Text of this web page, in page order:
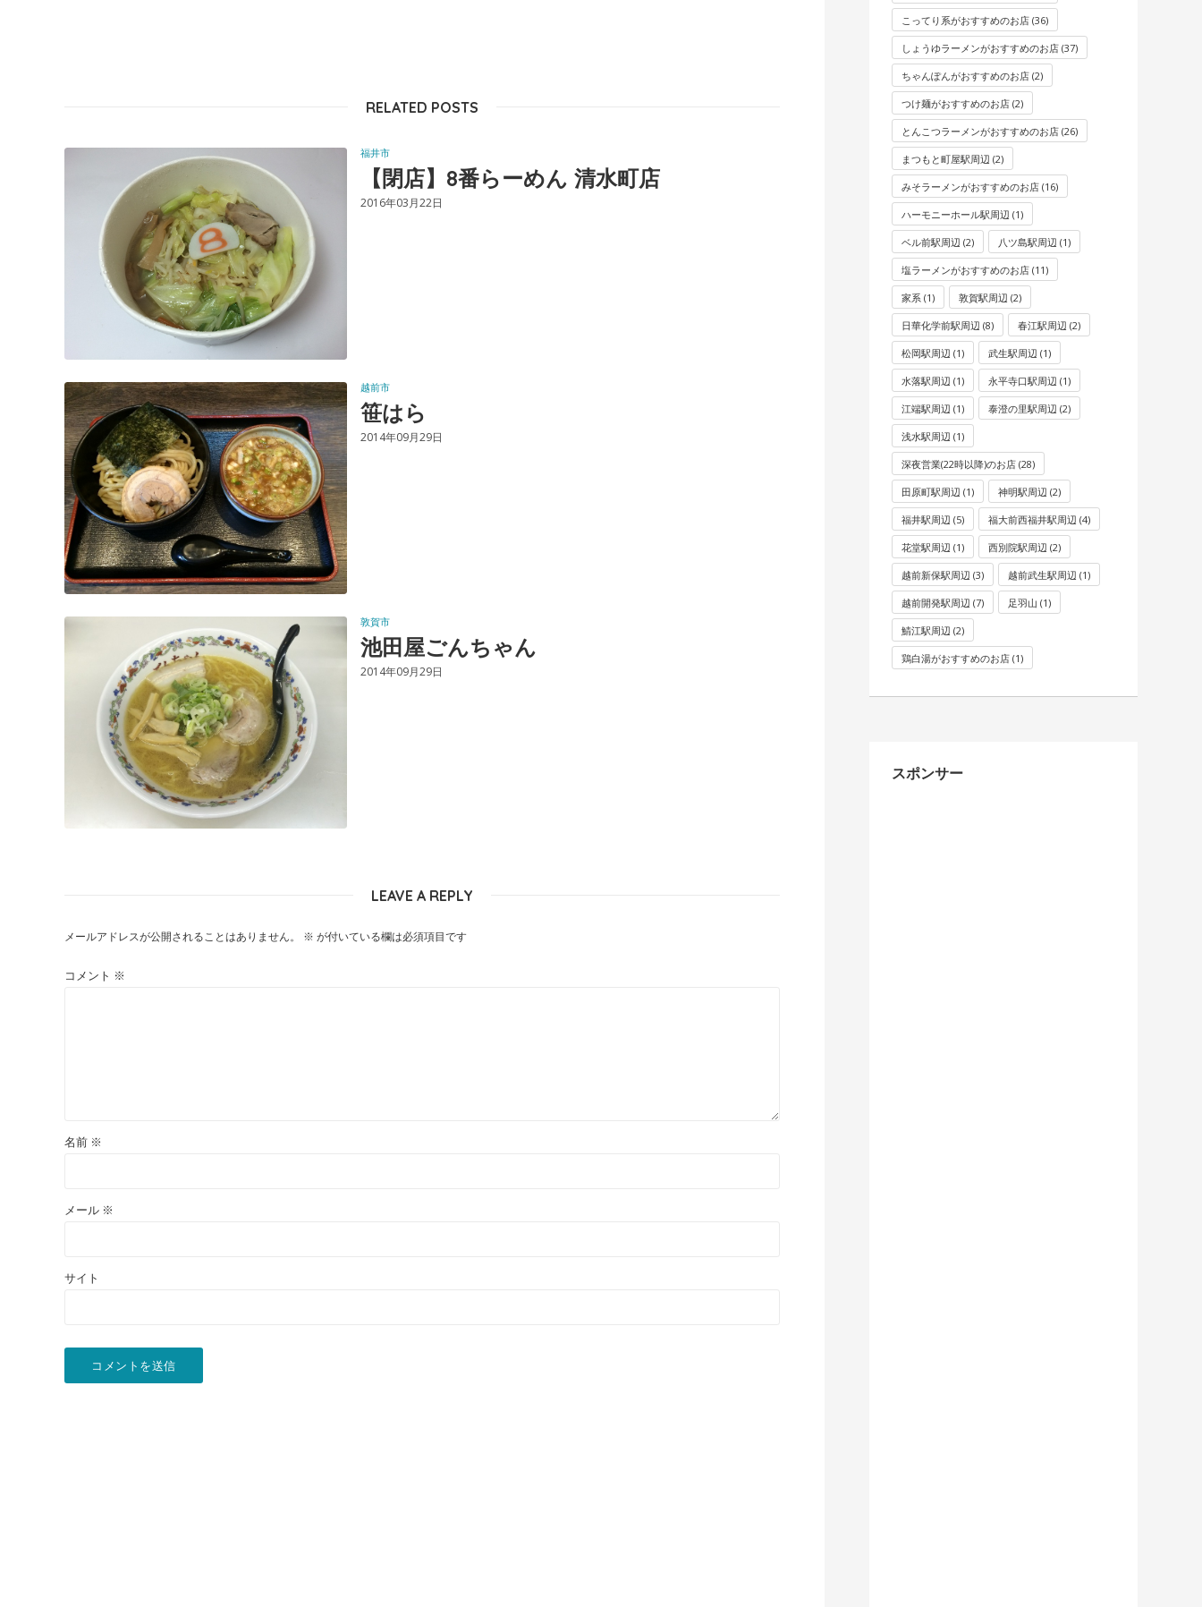
RELATED POSTS
福井市
【閉店】8番らーめん 清水町店
2016年03月22日
越前市
笹はら
2014年09月29日
敦賀市
池田屋ごんちゃん
2014年09月29日
LEAVE A REPLY
メールアドレスが公開されることはありません。 ※ が付いている欄は必須項目です
コメント ※
名前 ※
メール ※
サイト
こってり系がおすすめのお店 (36)
しょうゆラーメンがおすすめのお店 (37)
ちゃんぽんがおすすめのお店 (2)
つけ麺がおすすめのお店 (2)
とんこつラーメンがおすすめのお店 (26)
まつもと町屋駅周辺 (2)
みそラーメンがおすすめのお店 (16)
ハーモニーホール駅周辺 (1)
ベル前駅周辺 (2) 八ツ島駅周辺 (1)
塩ラーメンがおすすめのお店 (11)
家系 (1) 敦賀駅周辺 (2)
日華化学前駅周辺 (8) 春江駅周辺 (2)
松岡駅周辺 (1) 武生駅周辺 (1)
水落駅周辺 (1) 永平寺口駅周辺 (1)
江端駅周辺 (1) 泰澄の里駅周辺 (2)
浅水駅周辺 (1)
深夜営業(22時以降)のお店 (28)
田原町駅周辺 (1) 神明駅周辺 (2)
福井駅周辺 (5) 福大前西福井駅周辺 (4)
花堂駅周辺 (1) 西別院駅周辺 (2)
越前新保駅周辺 (3) 越前武生駅周辺 (1)
越前開発駅周辺 (7) 足羽山 (1)
鯖江駅周辺 (2)
鶏白湯がおすすめのお店 (1)
スポンサー